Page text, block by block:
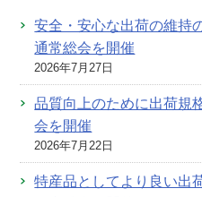
安全・安心な出荷の維
通常総会を開催
2026年7月27日
品質向上のために出荷規
会を開催
2026年7月22日
特産品としてより良い